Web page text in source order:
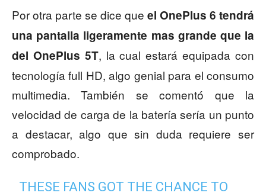
Por otra parte se dice que el OnePlus 6 tendrá
una pantalla ligeramente mas grande que la
del OnePlus 5T, la cual estará equipada con
tecnología full HD, algo genial para el consumo
multimedia. También se comentó que la
velocidad de carga de la batería sería un punto
a destacar, algo que sin duda requiere ser
comprobado.
THESE FANS GOT THE CHANCE TO